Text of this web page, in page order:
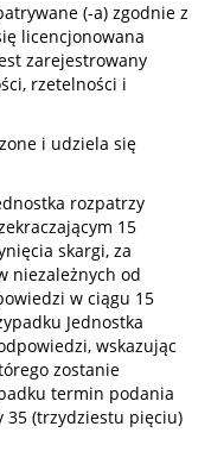
(-a) zgodnie z
licencjonowana
zarejestrowany
rzetelności i
i udziela się
rozpatrzy
15
skargi, za
niezależnych od
w ciągu 15
Jednostka
wskazując
zostanie
termin podania
35 (trzydziestu pięciu)